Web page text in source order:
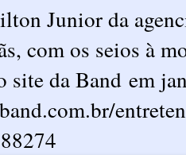
Junior da
com os seios à
site da Band em